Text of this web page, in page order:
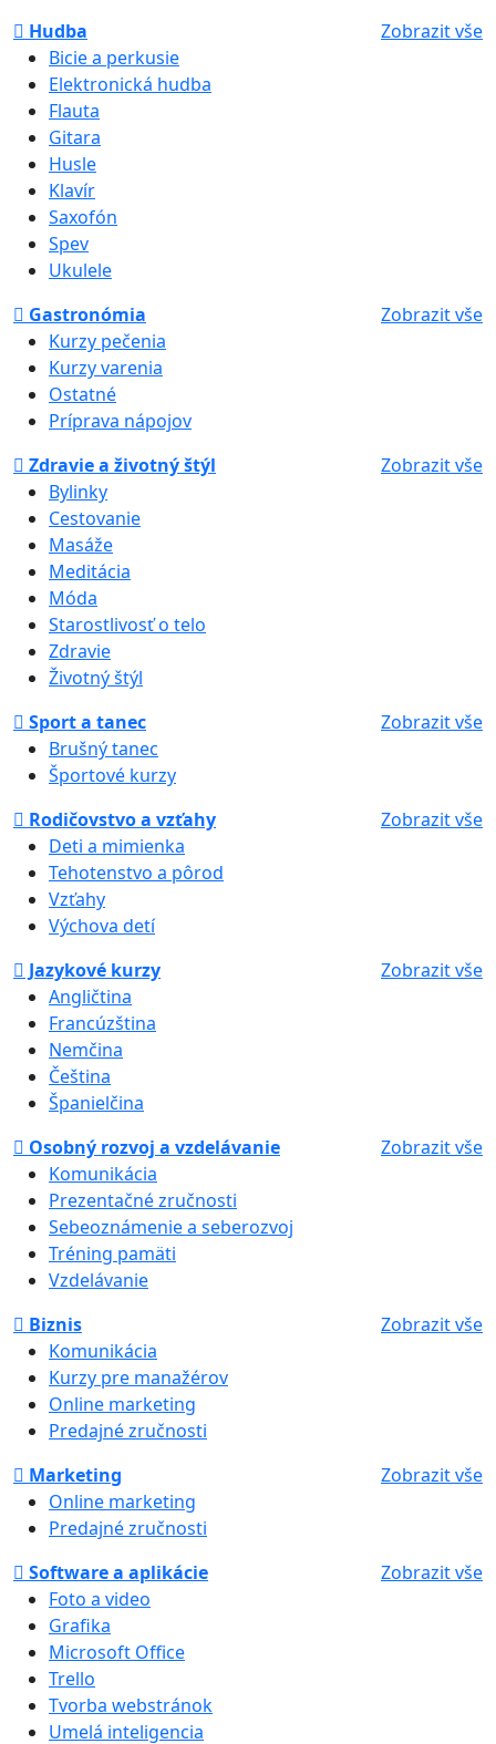
Hudba
Zobrazit vše
Bicie a perkusie
Elektronická hudba
Flauta
Gitara
Husle
Klavír
Saxofón
Spev
Ukulele
Gastronómia
Zobrazit vše
Kurzy pečenia
Kurzy varenia
Ostatné
Príprava nápojov
Zdravie a životný štýl
Zobrazit vše
Bylinky
Cestovanie
Masáže
Meditácia
Móda
Starostlivosť o telo
Zdravie
Životný štýl
Sport a tanec
Zobrazit vše
Brušný tanec
Športové kurzy
Rodičovstvo a vzťahy
Zobrazit vše
Deti a mimienka
Tehotenstvo a pôrod
Vzťahy
Výchova detí
Jazykové kurzy
Zobrazit vše
Angličtina
Francúzština
Nemčina
Čeština
Španielčina
Osobný rozvoj a vzdelávanie
Zobrazit vše
Komunikácia
Prezentačné zručnosti
Sebeoznámenie a seberozvoj
Tréning pamäti
Vzdelávanie
Biznis
Zobrazit vše
Komunikácia
Kurzy pre manažérov
Online marketing
Predajné zručnosti
Marketing
Zobrazit vše
Online marketing
Predajné zručnosti
Software a aplikácie
Zobrazit vše
Foto a video
Grafika
Microsoft Office
Trello
Tvorba webstránok
Umelá inteligencia